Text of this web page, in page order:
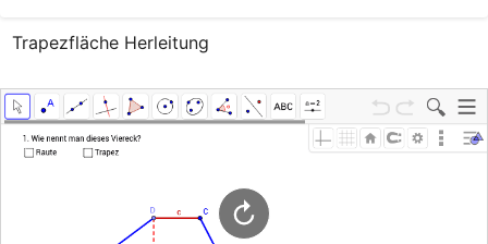
Anmelden
Trapezfläche Herleitung